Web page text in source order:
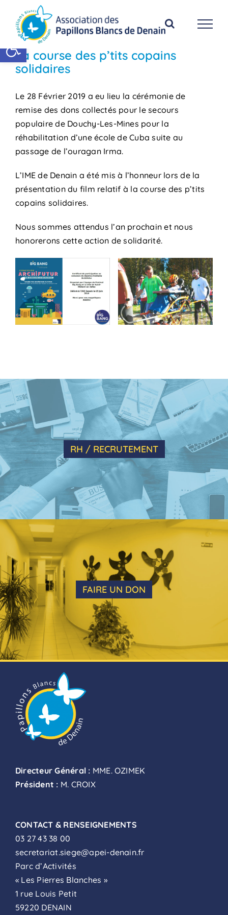
Ouvrir la barre d’outils
contenu
La course des p’tits copains
solidaires
Le 28 Février 2019 a eu lieu la cérémonie de
remise des dons collectés pour le secours
populaire de Douchy-Les-Mines pour la
réhabilitation d’une école de Cuba suite au
passage de l’ouragan Irma.
L’IME de Denain a été mis à l’honneur lors de la
présentation du film relatif à la course des p’tits
copains solidaires.
Nous sommes attendus l’an prochain et nous
honorerons cette action de solidarité.
RH / RECRUTEMENT
FAIRE UN DON
Directeur Général : MME. OZIMEK
Président : M. CROIX
CONTACT & RENSEIGNEMENTS
03 27 43 38 00
secretariat.siege@apei-denain.fr
Parc d’Activités
« Les Pierres Blanches »
1 rue Louis Petit
59220 DENAIN